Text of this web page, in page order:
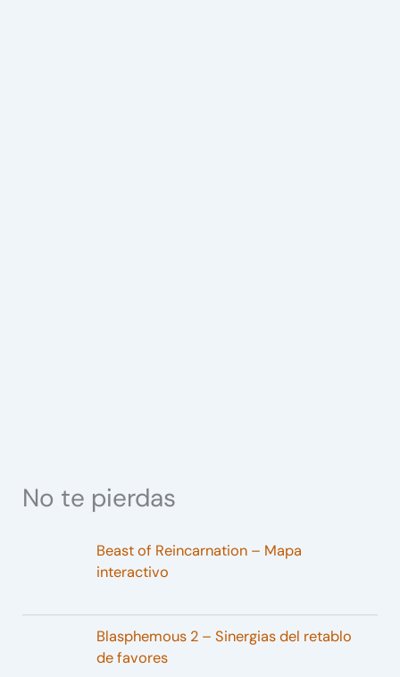
No te pierdas
Beast of Reincarnation – Mapa
interactivo
Blasphemous 2 – Sinergias del retablo
de favores